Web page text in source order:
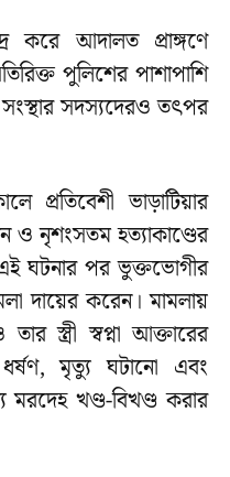
করে আদালত প্রাঙ্গণে
পুলিশের পাশাপাশি
সংস্থার সদস্যদেরও তৎপর
ভাড়াটিয়ার
ও নৃশংসতম হত্যাকাণ্ডের
এই ঘটনার পর ভুক্তভোগীর
দায়ের করেন। মামলায়
স্ত্রী স্বপ্না আক্তারের
মৃত্যু ঘটানো এবং
মরদেহ খণ্ড-বিখণ্ড করার